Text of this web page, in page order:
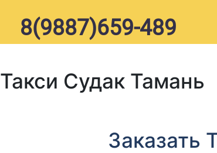
8(9887)659-489
Такси Судак Тамань
Заказать